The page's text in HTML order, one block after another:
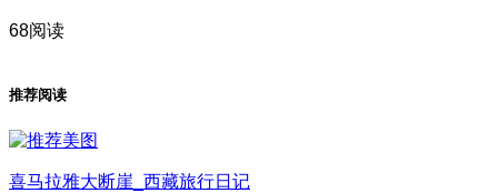
68阅读
推荐阅读
喜马拉雅大断崖_西藏旅行日记